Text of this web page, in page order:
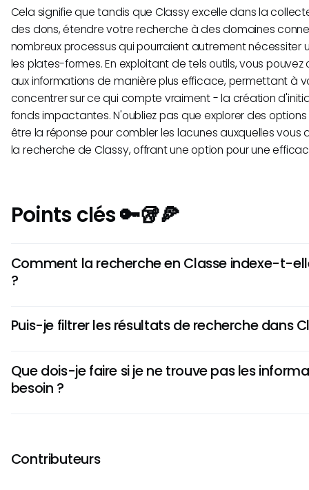
Cela signifie que tandis que Classy excelle dans la
des dons, étendre votre recherche à des domaines
nombreux processus qui pourraient autrement nécessiter
les plates-formes. En exploitant de tels outils, vous
aux informations de manière plus efficace, permettant à
concentrer sur ce qui compte vraiment - la création
fonds impactantes. N'oubliez pas que explorer des
être la réponse pour combler les lacunes auxquelles
la recherche de Classy, offrant une option pour une
Points clés 🔑🥡🍕
Comment la recherche en Classe indexe-t-
?
catégorisation et des attributs de données. Le système
des défis liés à l'incohérence et à la pertinence.
Puis-je filtrer les résultats de recherche dans
recherche, tels que des plages de dates et des
utilisateurs peuvent trouver ces filtres limités et parfois
Que dois-je faire si je ne trouve pas les
besoin ?
pour obtenir des idées. Si les données peuvent avoir été
administrateur ou utilisez les directives
Contributeurs